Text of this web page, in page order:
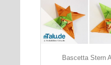
Bascetta Stern